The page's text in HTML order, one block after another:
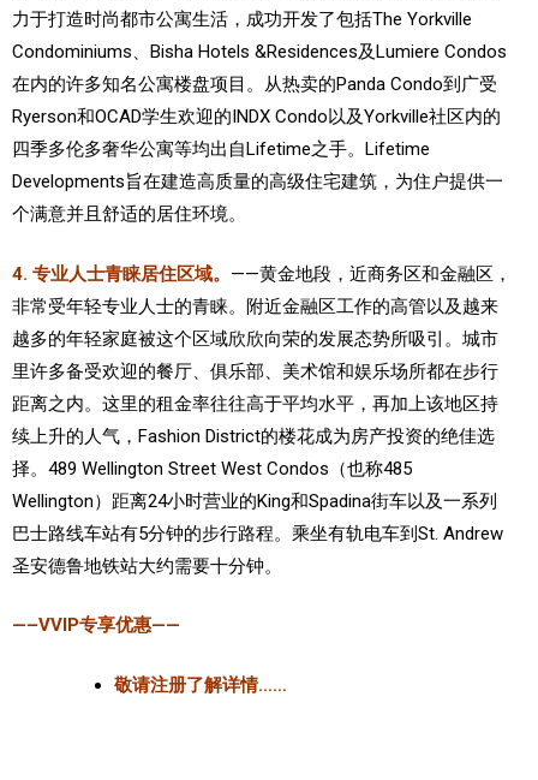
力于打造时尚都市公寓生活，成功开发了包括The Yorkville
Condominiums、Bisha Hotels &Residences及Lumiere Condos
在内的许多知名公寓楼盘项目。从热卖的Panda Condo到广受
Ryerson和OCAD学生欢迎的INDX Condo以及Yorkville社区内的
四季多伦多奢华公寓等均出自Lifetime之手。Lifetime
Developments旨在建造高质量的高级住宅建筑，为住户提供一
个满意并且舒适的居住环境。
4. 专业人士青睐居住区域。 ——黄金地段，近商务区和金融区，
非常受年轻专业人士的青睐。附近金融区工作的高管以及越来
越多的年轻家庭被这个区域欣欣向荣的发展态势所吸引。城市
里许多备受欢迎的餐厅、俱乐部、美术馆和娱乐场所都在步行
距离之内。这里的租金率往往高于平均水平，再加上该地区持
续上升的人气，Fashion District的楼花成为房产投资的绝佳选
择。489 Wellington Street West Condos（也称485
Wellington）距离24小时营业的King和Spadina街车以及一系列
巴士路线车站有5分钟的步行路程。乘坐有轨电车到St. Andrew
圣安德鲁地铁站大约需要十分钟。
—–VVIP专享优惠——
敬请注册了解详情……